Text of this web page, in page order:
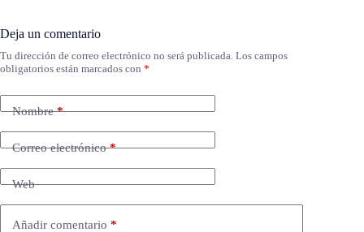
Deja un comentario
Tu dirección de correo electrónico no será publicada. Los campos
obligatorios están marcados con *
Nombre*
Correo electrónico*
Web
Añadir comentario *